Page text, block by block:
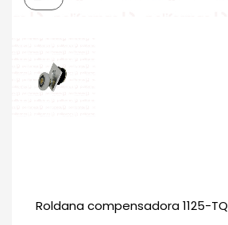
Roldana compensadora 1125-TQ